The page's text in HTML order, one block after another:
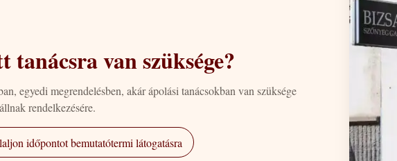
tanácsra van szüksége?
egyedi megrendelésben, akár ápolási tanácsokban van szüksége
rendelkezésére.
időpontot bemutatótermi látogatásra